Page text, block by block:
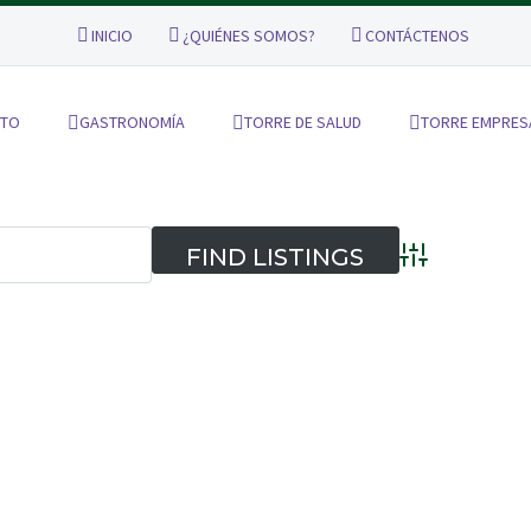
INICIO ¿QUIÉNES SOMOS? CONTÁCTENOS
GASTRONOMÍA TORRE DE SALUD TORRE
Advanced Search